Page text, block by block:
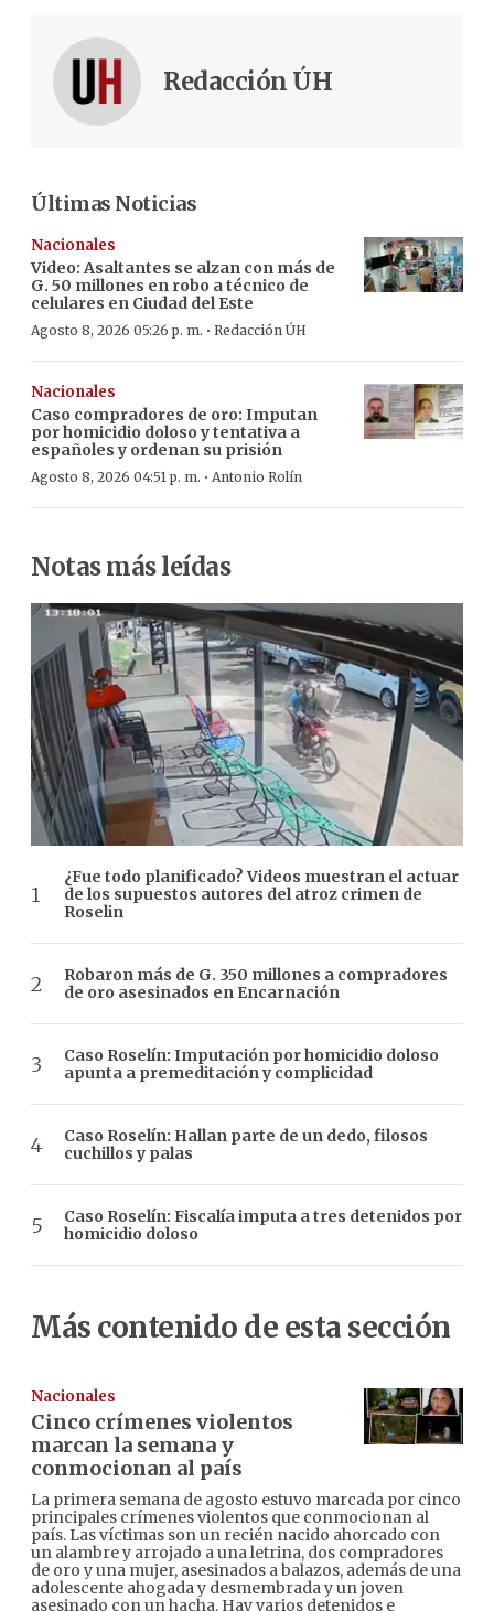
Redacción ÚH
Últimas Noticias
Nacionales
Video: Asaltantes se alzan con más de
G. 50 millones en robo a técnico de
celulares en Ciudad del Este
Agosto 8, 2026 05:26 p. m. · Redacción ÚH
Nacionales
Caso compradores de oro: Imputan
por homicidio doloso y tentativa a
españoles y ordenan su prisión
Agosto 8, 2026 04:51 p. m. · Antonio Rolín
Notas más leídas
¿Fue todo planificado? Videos muestran el actuar
de los supuestos autores del atroz crimen de
Roselin
Robaron más de G. 350 millones a compradores
de oro asesinados en Encarnación
Caso Roselín: Imputación por homicidio doloso
apunta a premeditación y complicidad
Caso Roselín: Hallan parte de un dedo, filosos
cuchillos y palas
Caso Roselín: Fiscalía imputa a tres detenidos por
homicidio doloso
Más contenido de esta sección
Nacionales
Cinco crímenes violentos
marcan la semana y
conmocionan al país
La primera semana de agosto estuvo marcada por cinco
principales crímenes violentos que conmocionan al
país. Las víctimas son un recién nacido ahorcado con
un alambre y arrojado a una letrina, dos compradores
de oro y una mujer, asesinados a balazos, además de una
adolescente ahogada y desmembrada y un joven
asesinado con un hacha. Hay varios detenidos e